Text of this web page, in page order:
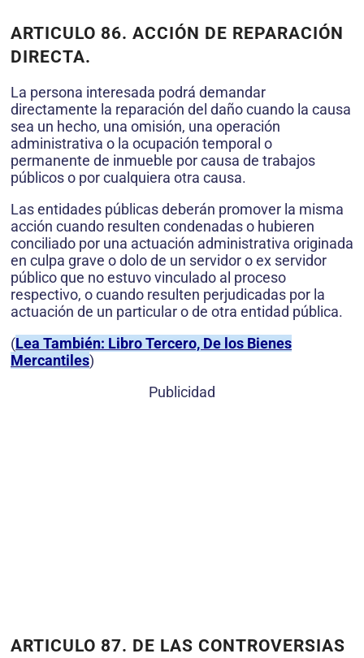
ARTICULO 86. ACCIÓN DE REPARACIÓN
DIRECTA.
La persona interesada podrá demandar
directamente la reparación del daño cuando la causa
sea un hecho, una omisión, una operación
administrativa o la ocupación temporal o
permanente de inmueble por causa de trabajos
públicos o por cualquiera otra causa.
Las entidades públicas deberán promover la misma
acción cuando resulten condenadas o hubieren
conciliado por una actuación administrativa originada
en culpa grave o dolo de un servidor o ex servidor
público que no estuvo vinculado al proceso
respectivo, o cuando resulten perjudicadas por la
actuación de un particular o de otra entidad pública.
(Lea También: Libro Tercero, De los Bienes
Mercantiles)
Publicidad
ARTICULO 87. DE LAS CONTROVERSIAS